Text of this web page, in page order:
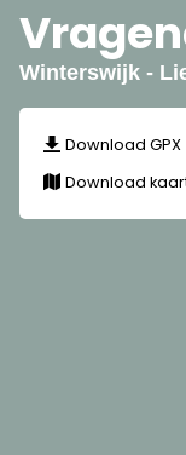
Winterswijk -
Download GPX
Download